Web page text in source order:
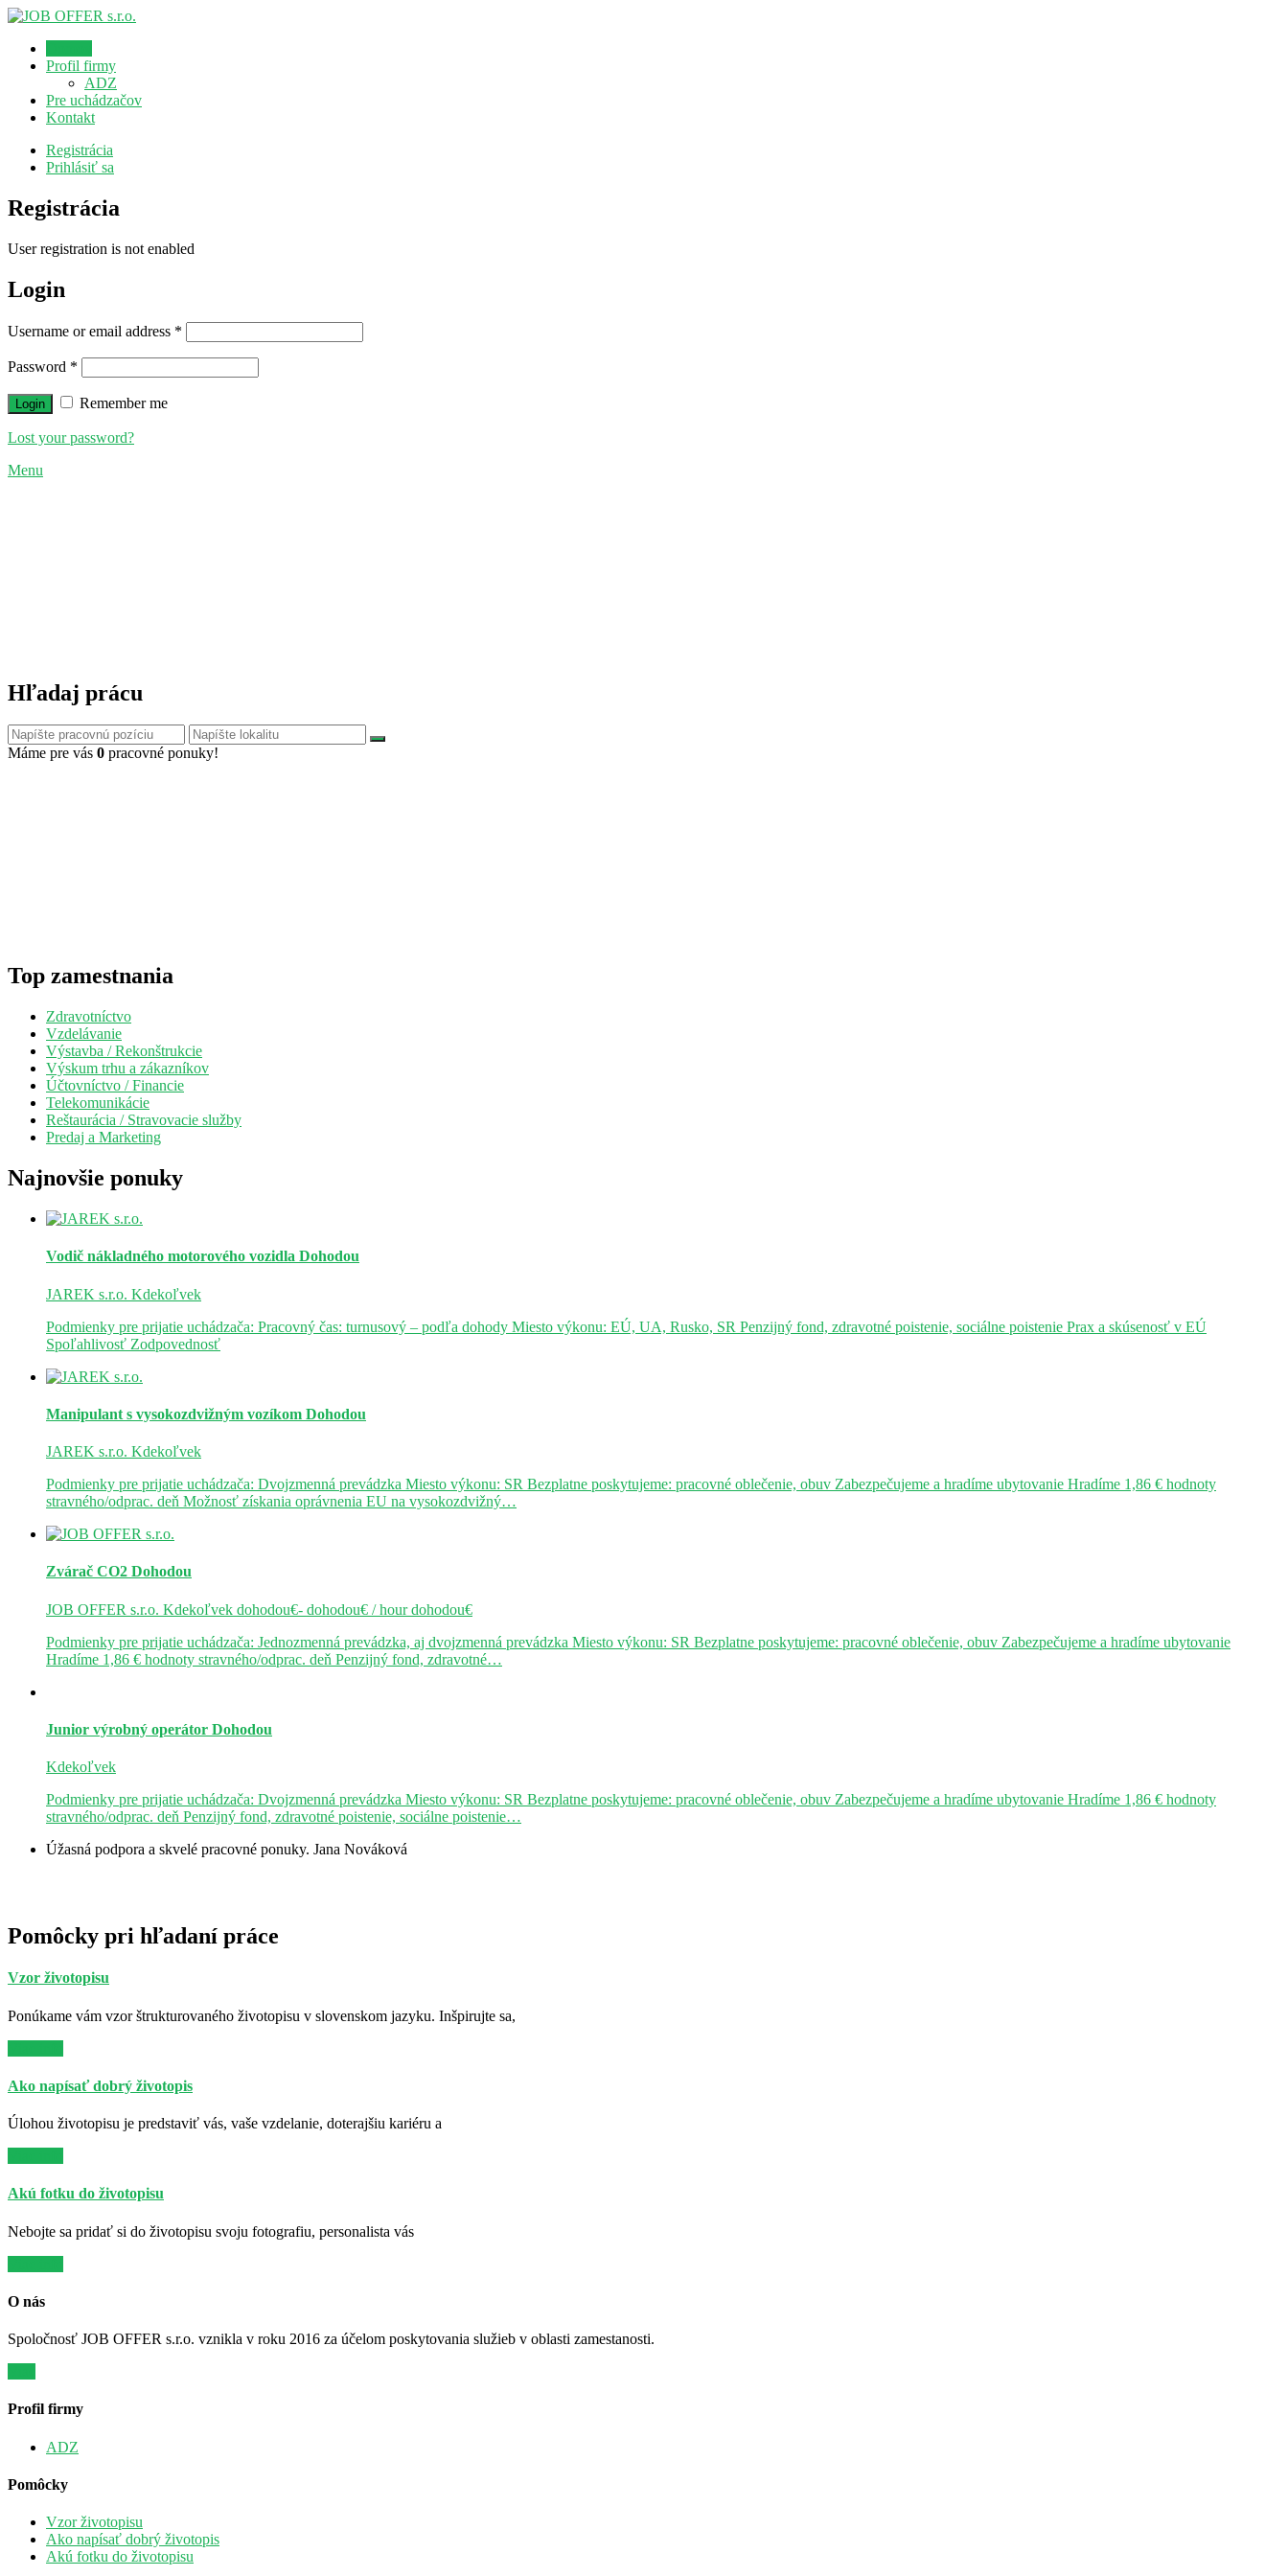
Profil firmy
ADZ
Pre uchádzačov
Kontakt
Registrácia
Prihlásiť sa
Registrácia
User registration is not enabled
Login
Username or email address *
Password *
Remember me
Lost your password?
Menu
Hľadaj prácu
Máme pre vás 0 pracovné ponuky!
Top zamestnania
Zdravotníctvo
Vzdelávanie
Výstavba / Rekonštrukcie
Výskum trhu a zákazníkov
Účtovníctvo / Financie
Telekomunikácie
Reštaurácia / Stravovacie služby
Predaj a Marketing
Najnovšie ponuky
Vodič nákladného motorového vozidla Dohodou
JAREK s.r.o. Kdekoľvek
Podmienky pre prijatie uchádzača: Pracovný čas: turnusový – podľa dohody Miesto výkonu: EÚ, UA, Rusko, SR Penzijný fond, zdravotné poistenie, sociálne poistenie Prax a skúsenosť v EÚ
Spoľahlivosť Zodpovednosť
Manipulant s vysokozdvižným vozíkom Dohodou
JAREK s.r.o. Kdekoľvek
Podmienky pre prijatie uchádzača: Dvojzmenná prevádzka Miesto výkonu: SR Bezplatne poskytujeme: pracovné oblečenie, obuv Zabezpečujeme a hradíme ubytovanie Hradíme 1,86 € hodnoty
stravného/odprac. deň Možnosť získania oprávnenia EU na vysokozdvižný…
Zvárač CO2 Dohodou
JOB OFFER s.r.o. Kdekoľvek dohodou€- dohodou€ / hourdohodou€
Podmienky pre prijatie uchádzača: Jednozmenná prevádzka, aj dvojzmenná prevádzka Miesto výkonu: SR Bezplatne poskytujeme: pracovné oblečenie, obuv Zabezpečujeme a hradíme ubytovanie
Hradíme 1,86 € hodnoty stravného/odprac. deň Penzijný fond, zdravotné…
Junior výrobný operátor Dohodou
Kdekoľvek
Podmienky pre prijatie uchádzača: Dvojzmenná prevádzka Miesto výkonu: SR Bezplatne poskytujeme: pracovné oblečenie, obuv Zabezpečujeme a hradíme ubytovanie Hradíme 1,86 € hodnoty
stravného/odprac. deň Penzijný fond, zdravotné poistenie, sociálne poistenie…
Úžasná podpora a skvelé pracovné ponuky. Jana Nováková
Pomôcky pri hľadaní práce
Vzor životopisu
Ponúkame vám vzor štrukturovaného životopisu v slovenskom jazyku. Inšpirujte sa,
Ako napísať dobrý životopis
Úlohou životopisu je predstaviť vás, vaše vzdelanie, doterajšiu kariéru a
Akú fotku do životopisu
Nebojte sa pridať si do životopisu svoju fotografiu, personalista vás
O nás
Spoločnosť JOB OFFER s.r.o. vznikla v roku 2016 za účelom poskytovania služieb v oblasti zamestanosti.
Profil firmy
ADZ
Pomôcky
Vzor životopisu
Ako napísať dobrý životopis
Akú fotku do životopisu